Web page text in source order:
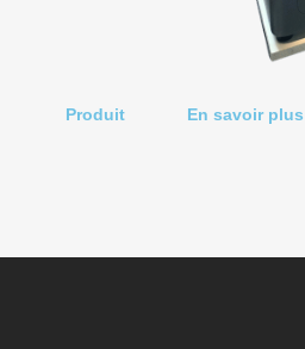
Produit En savoir plus